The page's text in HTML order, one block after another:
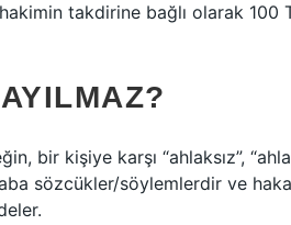
takdirine bağlı olarak 100
bir kişiye karşı “ahlaksız”,
sözcükler/söylemlerdir ve